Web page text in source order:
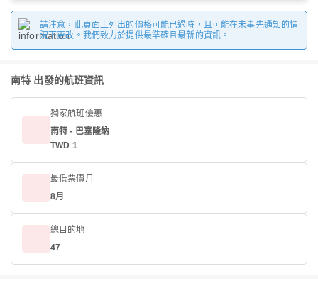
請注意，此頁面上列出的價格可能已過時，且可能在未事先通知的情
況下更改。我們致力於提供最準確且最新的資訊。
南特 出發的航班資訊
獨家航班優惠
南特 - 巴塞隆納
TWD 1
最低票價月
8月
總目的地
47